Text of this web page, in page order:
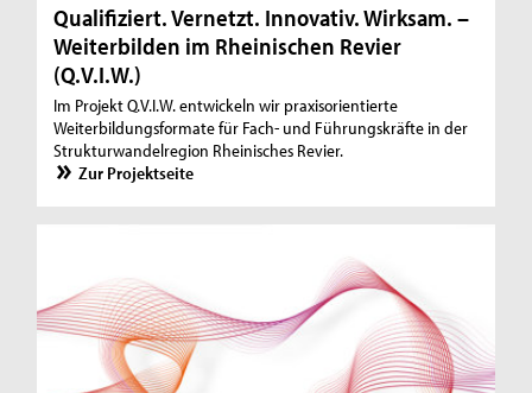
Qualifiziert. Vernetzt. Innovativ. Wirksam. –
Weiterbilden im Rheinischen Revier
(Q.V.I.W.)
Im Projekt Q.V.I.W. entwickeln wir praxisorientierte
Weiterbildungsformate für Fach- und Führungskräfte in der
Strukturwandelregion Rheinisches Revier.
Zur Projektseite